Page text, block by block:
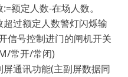
额定人数-在场人数。
过额定人数警灯闪烁输
信号控制进门的闸机开关
常开/常闭)
屏通讯功能(主副屏数据同